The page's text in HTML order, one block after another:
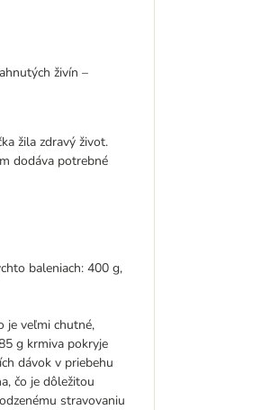
živín –
žila zdravý život.
dodáva potrebné
baleniach: 400 g,
je veľmi chutné,
g krmiva pokryje
dávok v priebehu
čo je dôležitou
stravovaniu